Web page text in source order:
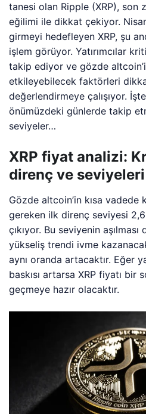
tanesi olan Ripple (XRP), son
eğilimi ile dikkat çekiyor.
girmeyi hedefleyen XRP, şu
işlem görüyor. Yatırımcılar
takip ediyor ve gözde
etkileyebilecek faktörleri
değerlendirmeye çalışıyor.
önümüzdeki günlerde takip
seviyeler…
XRP fiyat analizi:
direnç ve seviyeleri
Gözde altcoin’in kısa vadede
gereken ilk direnç seviyesi
çıkıyor. Bu seviyenin
yükseliş trendi ivme
aynı oranda artacaktır. Eğer
baskısı artarsa XRP fiyatı bir
geçmeye hazır olacaktır.